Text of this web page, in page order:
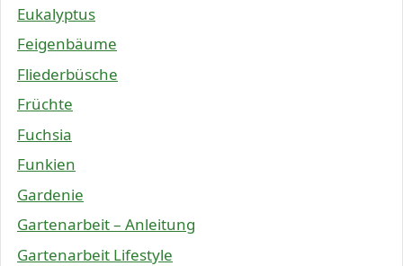
Eukalyptus
Feigenbäume
Fliederbüsche
Früchte
Fuchsia
Funkien
Gardenie
Gartenarbeit – Anleitung
Gartenarbeit Lifestyle